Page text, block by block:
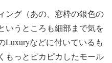
ング（あの、窓枠の銀色の
いうところも細部まで気を
Luxuryなどに付いているも
もっとピカピカしたモール